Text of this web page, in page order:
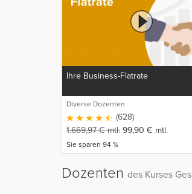
Ihre Business-Flatrate
Diverse Dozenten
(628)
1.669,97€mtl. 99,90 € mtl.
Sie sparen 94 %
Dozenten des Kurses